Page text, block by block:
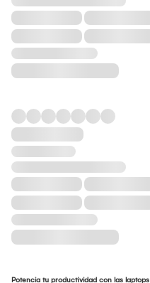
Potencia tu productividad con las